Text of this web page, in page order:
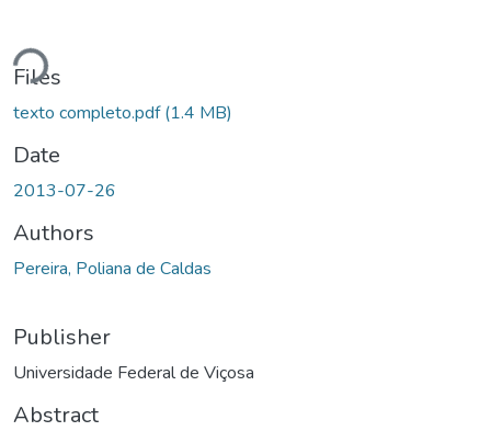
Loading...
Files
texto completo.pdf(1.4 MB)
Date
2013-07-26
Authors
Pereira, Poliana de Caldas
Publisher
Universidade Federal de Viçosa
Abstract